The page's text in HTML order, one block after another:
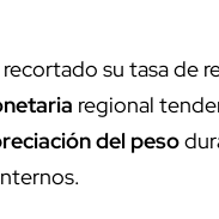
su tasa de
regional
del peso